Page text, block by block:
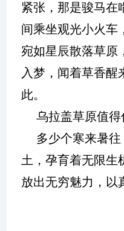
紧张，那是骏马在
间乘坐观光小火车
宛如星辰散落草原
入梦，闻着草香
此。
乌拉盖草原值
多少个寒来暑
土，孕育着无限生
放出无穷魅力，以